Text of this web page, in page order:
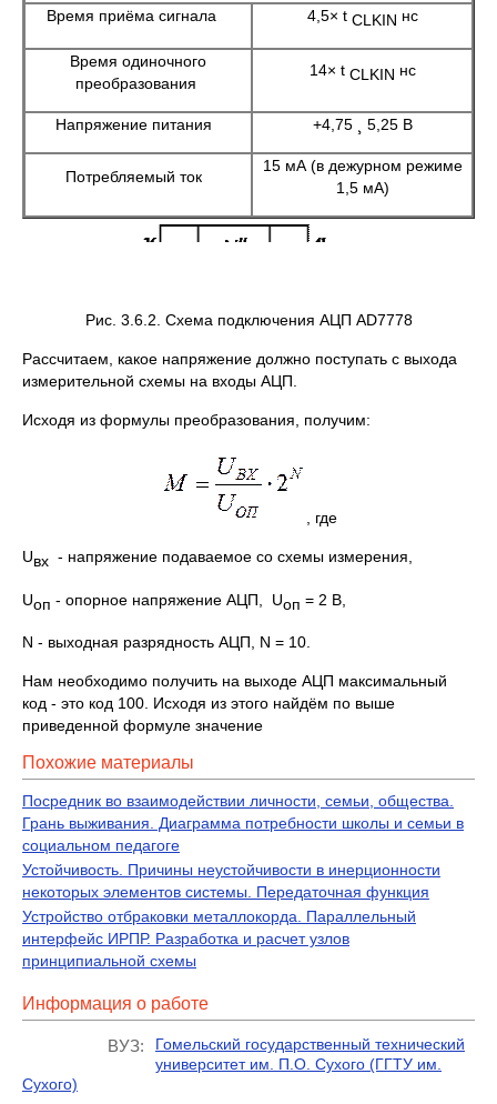
Время приёма сигнала 4,5× t CLKIN нс
Время одиночного
преобразования
14× t CLKIN нс
Напряжение питания +4,75 ¸ 5,25 В
Потребляемый ток
15 мА (в дежурном режиме
1,5 мА)
Рис. 3.6.2. Схема подключения АЦП AD7778
Рассчитаем, какое напряжение должно поступать с выхода
измерительной схемы на входы АЦП.
Исходя из формулы преобразования, получим:
, где
Uвх - напряжение подаваемое со схемы измерения,
Uоп - опорное напряжение АЦП, Uоп = 2 B,
N - выходная разрядность АЦП, N = 10.
Нам необходимо получить на выходе АЦП максимальный
код - это код 100. Исходя из этого найдём по выше
приведенной формуле значение
Похожие материалы
Посредник во взаимодействии личности, семьи, общества.
Грань выживания. Диаграмма потребности школы и семьи в
социальном педагоге
Устойчивость. Причины неустойчивости в инерционности
некоторых элементов системы. Передаточная функция
Устройство отбраковки металлокорда. Параллельный
интерфейс ИРПР. Разработка и расчет узлов
принципиальной схемы
Информация о работе
ВУЗ:
Гомельский государственный технический
университет им. П.О. Сухого (ГГТУ им.
Сухого)